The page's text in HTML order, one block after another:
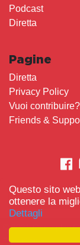
Questo sito
ottenere la
Dettagli
Podcast
Diretta
Pagine
Diretta
Privacy Policy
Vuoi contribuire?
Friends &
© 2021
#TeamBidet